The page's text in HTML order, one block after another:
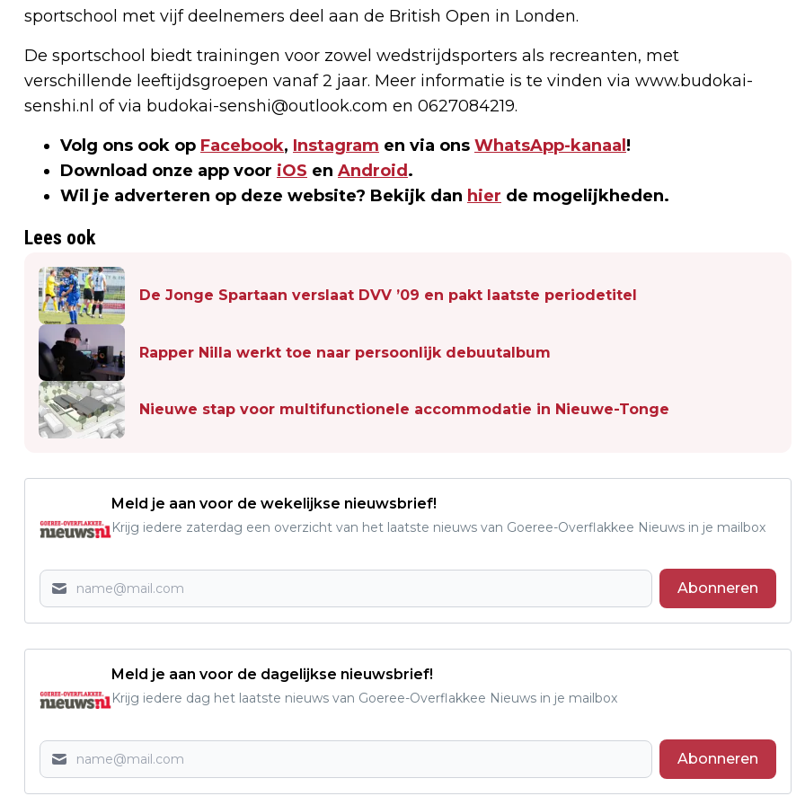
sportschool met vijf deelnemers deel aan de British Open in Londen.
De sportschool biedt trainingen voor zowel wedstrijdsporters als recreanten, met
verschillende leeftijdsgroepen vanaf 2 jaar. Meer informatie is te vinden via www.budokai-
senshi.nl of via budokai-senshi@outlook.com en 0627084219.
Volg ons ook op Facebook, Instagram en via ons WhatsApp-kanaal !
Download onze app voor iOS en Android .
Wil je adverteren op deze website? Bekijk dan hier de mogelijkheden.
Lees ook
De Jonge Spartaan verslaat DVV ’09 en pakt laatste periodetitel
Rapper Nilla werkt toe naar persoonlijk debuutalbum
Nieuwe stap voor multifunctionele accommodatie in Nieuwe-Tonge
Meld je aan voor de wekelijkse nieuwsbrief!
Krijg iedere zaterdag een overzicht van het laatste nieuws van Goeree-Overflakkee Nieuws in je mailbox
Abonneren
Meld je aan voor de dagelijkse nieuwsbrief!
Krijg iedere dag het laatste nieuws van Goeree-Overflakkee Nieuws in je mailbox
Abonneren